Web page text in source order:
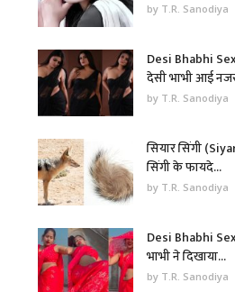
by T.R. Sanodiya
Desi Bhabhi
देसी भाभी आई
by T.R. Sanodiya
सियार सिंगी
सिंगी के फायदे...
by T.R. Sanodiya
Desi Bhabhi
भाभी ने दिखाया...
by T.R. Sanodiya